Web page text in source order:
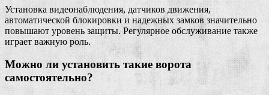
Установка видеонаблюдения, датчиков движения,
автоматической блокировки и надежных замков значительно
повышают уровень защиты. Регулярное обслуживание также
играет важную роль.
Можно ли установить такие ворота
самостоятельно?